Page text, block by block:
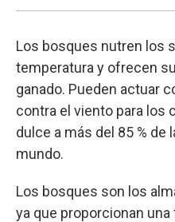
Los bosques nutren los
temperatura y ofrecen
ganado. Pueden actuar
contra el viento para los
dulce a más del 85 % de
mundo.
Los bosques son los
ya que proporcionan